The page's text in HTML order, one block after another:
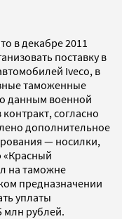
в декабре 2011
поставку в
Iveco, в
таможенные
данным военной
согласно
дополнительное
— носилки,
«Красный
на таможне
предназначении
уплаты
млн рублей.